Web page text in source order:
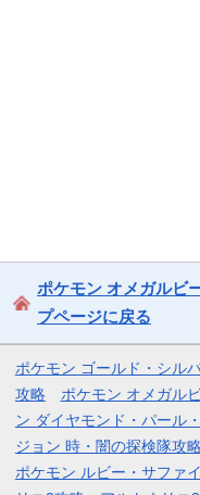
ポケモン オメガルビ
プページに戻る
ポケモン ゴールド・シル
攻略
ポケモン オメガル
ン ダイヤモンド・パール
ジョン 時・闇の探検隊攻
ポケモン ルビー・サファ